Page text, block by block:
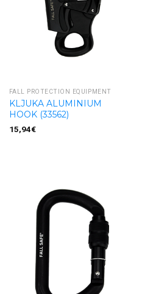
FALL PROTECTION EQUIPMENT
KLJUKA ALUMINIUM
HOOK (33562)
15,94€